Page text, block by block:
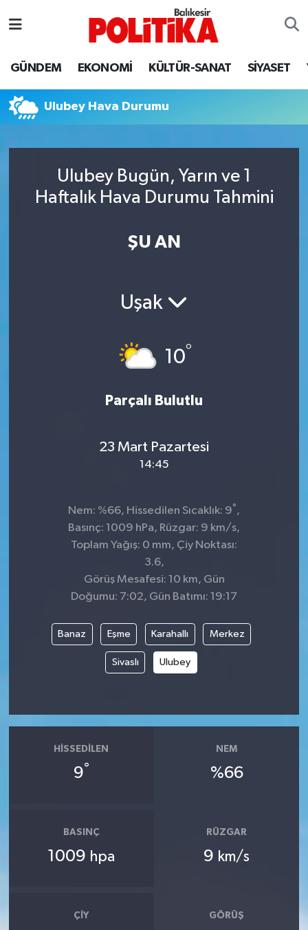
GÜNDEM EKONOMİ KÜLTÜR-SANAT SİYASET
Ulubey Hava Durumu
Ulubey Bugün, Yarın ve 1
Haftalık Hava Durumu Tahmini
ŞU AN
Uşak
10°
Parçalı Bulutlu
23 Mart Pazartesi
14:45
Nem: %66, Hissedilen Sıcaklık: 9° ,
Basınç: 1009 hPa, Rüzgar: 9 km/s,
Toplam Yağış: 0 mm, Çiy Noktası:
3.6,
Görüş Mesafesi: 10 km, Gün
Doğumu: 7:02, Gün Batımı: 19:17
Banaz Eşme Karahallı Merkez
Sivaslı Ulubey
HISSEDILEN
9°
NEM
%66
BASINÇ
1009 hpa
RÜZGAR
9 km/s
ÇIY GÖRÜŞ
Ayvalık
Balya
Bigadiç
Erdek
Gömeç
İvrindi
Kepsut
KÜLTÜR-SANAT
Manyas
Balıkesir Hava Durumu
Balıkesir Namaz Vakitleri
Süper Lig Puan Durumu ve Fikstür